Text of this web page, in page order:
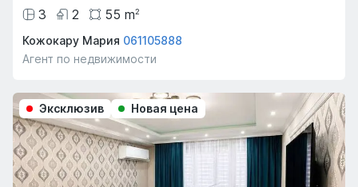
3
2 55 m2
Кожокару Мария 061105888
Агент по недвижимости
Эксклюзив Новая цена